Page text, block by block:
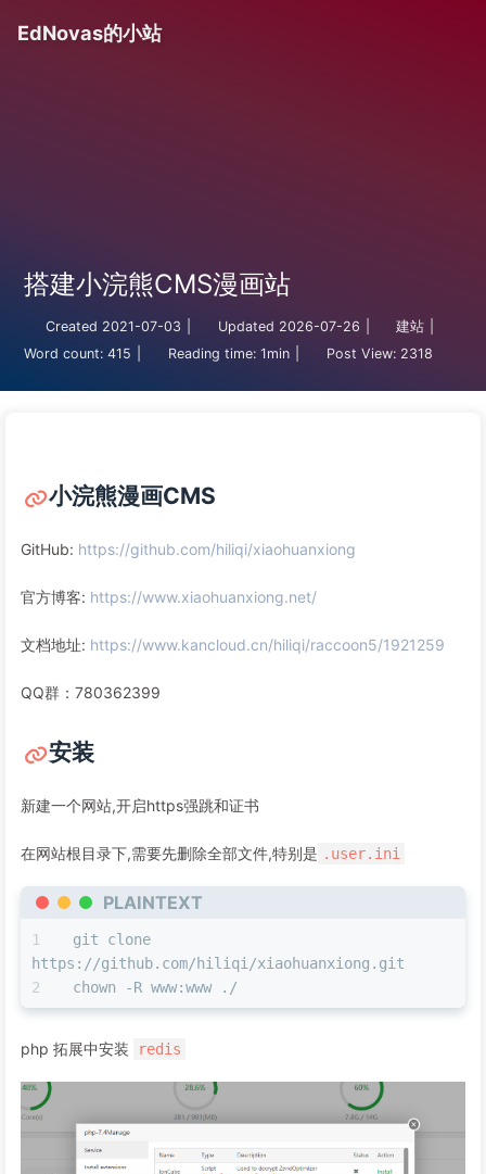
EdNovas的小站
搭建小浣熊CMS漫画站
Created 2021-07-03 Updated 2026-07-26 建站
Word count: 415 Reading time: 1min Post View: 2318
小浣熊漫画CMS
GitHub: https://github.com/hiliqi/xiaohuanxiong
官方博客: https://www.xiaohuanxiong.net/
文档地址: https://www.kancloud.cn/hiliqi/raccoon5/1921259
QQ群：780362399
安装
新建一个网站,开启https强跳和证书
在网站根目录下,需要先删除全部文件,特别是 .user.ini
PLAINTEXT
git clone
https://github.com/hiliqi/xiaohuanxiong.git
chown -R www:www ./
php 拓展中安装 redis